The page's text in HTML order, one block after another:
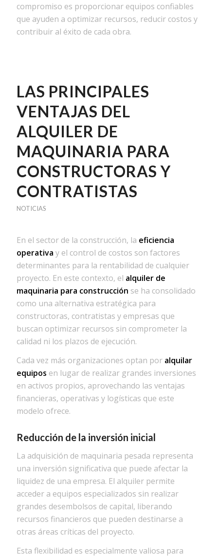
compromiso es proporcionar equipos confiables
que ayuden a optimizar recursos, reducir costos y
contribuir al éxito de cada obra.
LAS PRINCIPALES
VENTAJAS DEL
ALQUILER DE
MAQUINARIA PARA
CONSTRUCTORAS Y
CONTRATISTAS
NOTICIAS
En el sector de la construcción, la eficiencia
operativa y el control de costos son factores
determinantes para la rentabilidad de cualquier
proyecto. En este contexto, el alquiler de
maquinaria para construcción se ha consolidado
como una alternativa estratégica para
constructoras, contratistas y empresas que
buscan optimizar recursos sin comprometer la
calidad ni los plazos de ejecución.
Cada vez más organizaciones optan por alquilar
equipos en lugar de realizar grandes inversiones
en activos propios, aprovechando las ventajas
financieras, operativas y logísticas que este
modelo ofrece.
Reducción de la inversión inicial
La adquisición de maquinaria pesada representa
una inversión significativa que puede afectar la
liquidez de una empresa. El alquiler permite
acceder a equipos especializados sin realizar
grandes desembolsos de capital, liberando
recursos financieros que pueden destinarse a
otras áreas críticas del proyecto.
Esta flexibilidad es especialmente valiosa para